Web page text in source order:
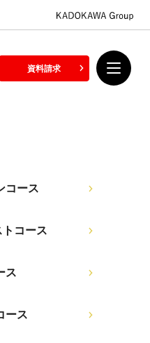
資料請求
コース
コース
ス
ース